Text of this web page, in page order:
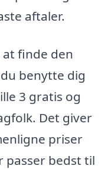
aftaler.
finde den
benytte dig
3 gratis og
Det giver
priser
passer bedst til